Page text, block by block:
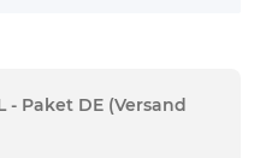
Paket DE (Versand